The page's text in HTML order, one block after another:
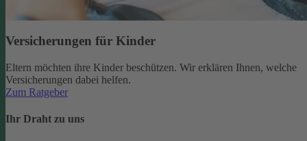
Versicherungen für Kinder
Eltern möchten ihre Kinder beschützen. Wir erklären Ihnen, welche
Versicherungen dabei helfen.
Zum Ratgeber
Ihr Draht zu uns